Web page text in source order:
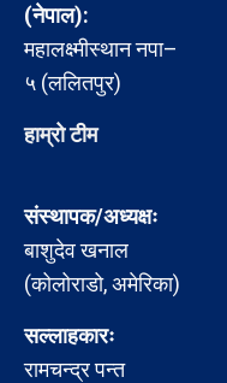
(नेपाल):
महालक्ष्मीस्थान नपा–
५ (ललितपुर)
हाम्रो टीम
संस्थापक/अध्यक्षः
बाशुदेव खनाल
(कोलोराडो, अमेरिका)
सल्लाहकारः
रामचन्द्र पन्त